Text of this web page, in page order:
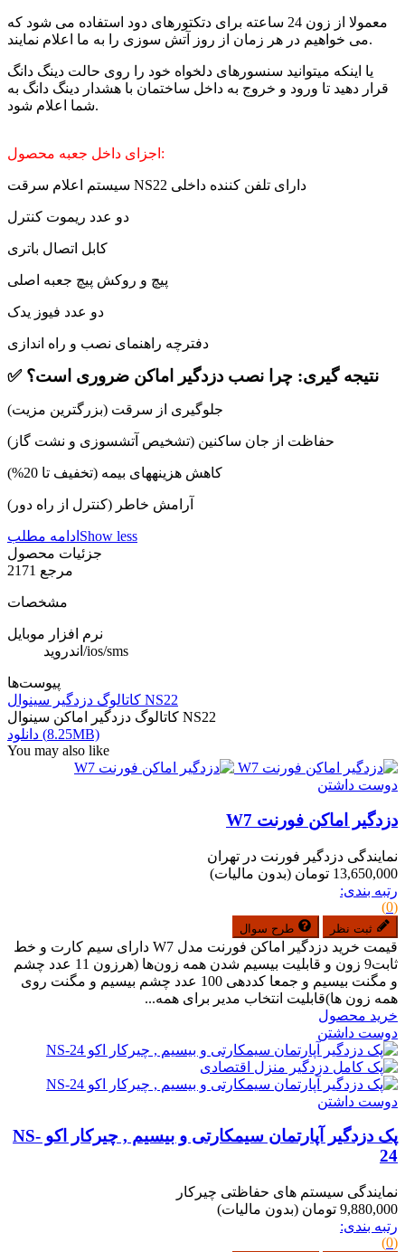
معمولا از زون 24 ساعته برای دتکتورهای دود استفاده می شود که
می خواهیم در هر زمان از روز آتش سوزی را به ما اعلام نمایند.
یا اینکه میتوانید سنسورهای دلخواه خود را روی حالت دینگ دانگ
قرار دهید تا ورود و خروج به داخل ساختمان با هشدار دینگ دانگ به
شما اعلام شود.
اجزای داخل جعبه محصول:
سیستم اعلام سرقت NS22 دارای تلفن کننده داخلی
دو عدد ریموت کنترل
کابل اتصال باتری
پیچ و روکش پیچ جعبه اصلی
دو عدد فیوز یدک
دفترچه راهنمای نصب و راه اندازی
✅ نتیجه گیری: چرا نصب دزدگیر اماکن ضروری است؟
جلوگیری از سرقت (بزرگترین مزیت)
حفاظت از جان ساکنین (تشخیص آتشسوزی و نشت گاز)
کاهش هزینههای بیمه (تخفیف تا 20%)
آرامش خاطر (کنترل از راه دور)
ادامه مطلب Show less
جزئیات محصول
مرجع 2171
مشخصات
نرم افزار موبایل
اندروید/ios/sms
پیوست‌ها
کاتالوگ دزدگیر سینوال NS22
کاتالوگ دزدگیر اماکن سینوال NS22
دانلود (8.25MB)
You may also like
دوست داشتن
دزدگیر اماکن فورنت W7
نمایندگی دزدگیر فورنت در تهران
13,650,000 تومان
(بدون مالیات)
رتبه بندی:
(0)
ثبت نظر طرح سوال
قیمت خرید دزدگیر اماکن فورنت مدل W7 دارای سیم کارت و خط
ثابت9 زون و قابلیت بیسیم شدن همه زون‌ها (هرزون 11 عدد چشم
و مگنت بیسیم و جمعا کددهی 100 عدد چشم بیسیم و مگنت روی
همه زون ها)قابلیت انتخاب مدیر برای همه...
خرید محصول
دوست داشتن
دوست داشتن
پک دزدگیر آپارتمان سیمکارتی و بیسیم , چیرکار اکو NS-
24
نمایندگی سیستم های حفاظتی چیرکار
9,880,000 تومان
(بدون مالیات)
رتبه بندی:
(0)